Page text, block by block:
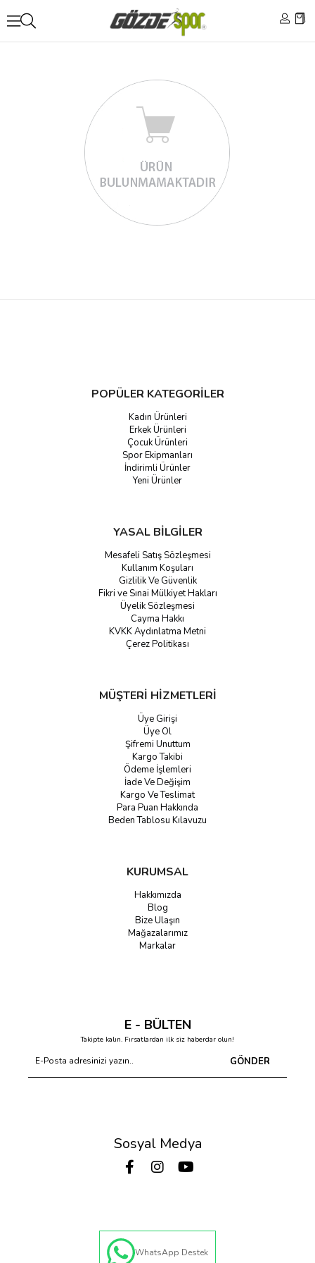
POPÜLER KATEGORİLER
Kadın Ürünleri
Erkek Ürünleri
Çocuk Ürünleri
Spor Ekipmanları
İndirimli Ürünler
Yeni Ürünler
YASAL BİLGİLER
Mesafeli Satış Sözleşmesi
Kullanım Koşuları
Gizlilik Ve Güvenlik
Fikri ve Sınai Mülkiyet Hakları
Üyelik Sözleşmesi
Cayma Hakkı
KVKK Aydınlatma Metni
Çerez Politikası
MÜŞTERİ HİZMETLERİ
Üye Girişi
Üye Ol
Şifremi Unuttum
Kargo Takibi
Ödeme İşlemleri
İade Ve Değişim
Kargo Ve Teslimat
Para Puan Hakkında
Beden Tablosu Kılavuzu
KURUMSAL
Hakkımızda
Blog
Bize Ulaşın
Mağazalarımız
Markalar
E - BÜLTEN
Takipte kalın. Fırsatlardan ilk siz haberdar olun!
GÖNDER
Sosyal Medya
WhatsApp Destek